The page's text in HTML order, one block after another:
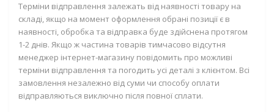
Терміни відправлення залежать від наявності товару на
складі, якщо на момент оформлення обрані позиції є в
наявності, обробка та відправка буде здійснена протягом
1-2 днів. Якщо ж частина товарів тимчасово відсутня
менеджер інтернет-магазину повідомить про можливі
терміни відправлення та погодить усі деталі з клієнтом. Всі
замовлення незалежно від суми чи способу оплати
відправляються виключно після повної сплати.